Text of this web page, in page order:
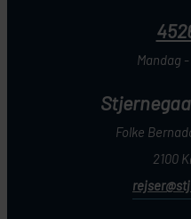
Mandag
Folke
2100